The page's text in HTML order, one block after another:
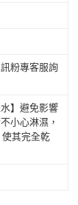
粉專客服詢
】避免影響
小心淋濕，
其完全乾